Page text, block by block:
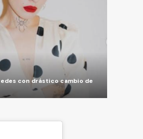
con drástico cambio de